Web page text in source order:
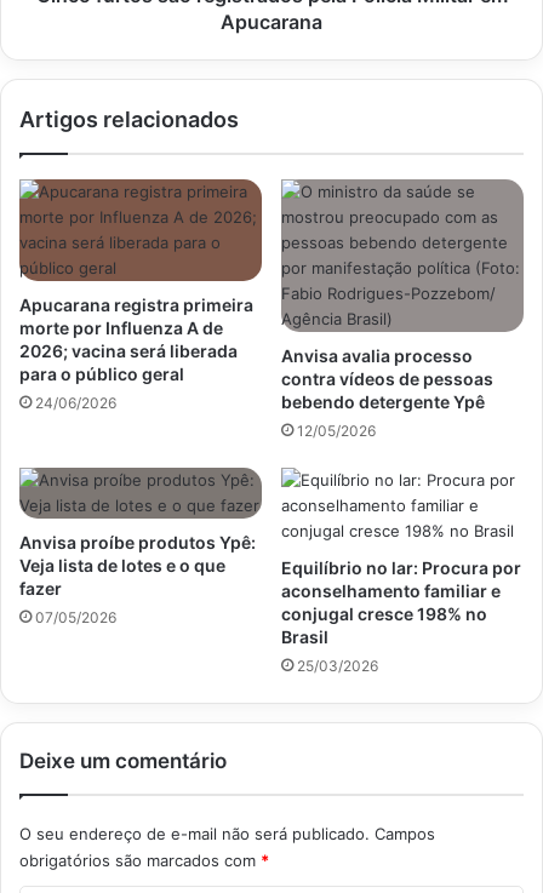
Apucarana
Artigos relacionados
Apucarana registra primeira
morte por Influenza A de
2026; vacina será liberada
para o público geral
24/06/2026
Anvisa avalia processo
contra vídeos de pessoas
bebendo detergente Ypê
12/05/2026
Anvisa proíbe produtos Ypê:
Veja lista de lotes e o que
fazer
07/05/2026
Equilíbrio no lar: Procura por
aconselhamento familiar e
conjugal cresce 198% no
Brasil
25/03/2026
Deixe um comentário
O seu endereço de e-mail não será publicado. Campos
obrigatórios são marcados com *